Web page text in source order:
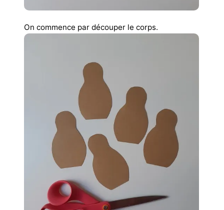
On commence par découper le corps.